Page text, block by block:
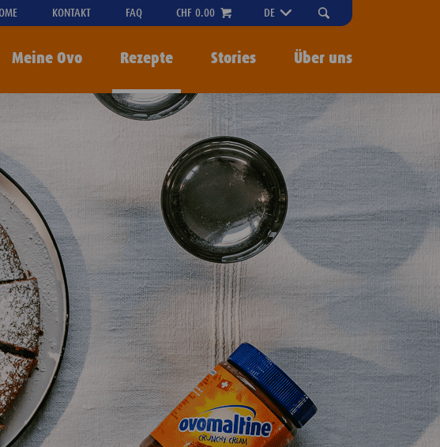
KONTAKT FAQ CHF 0.00 DE
"OPEN
SEARCH-
MENU
Meine Ovo Rezepte Stories Über uns